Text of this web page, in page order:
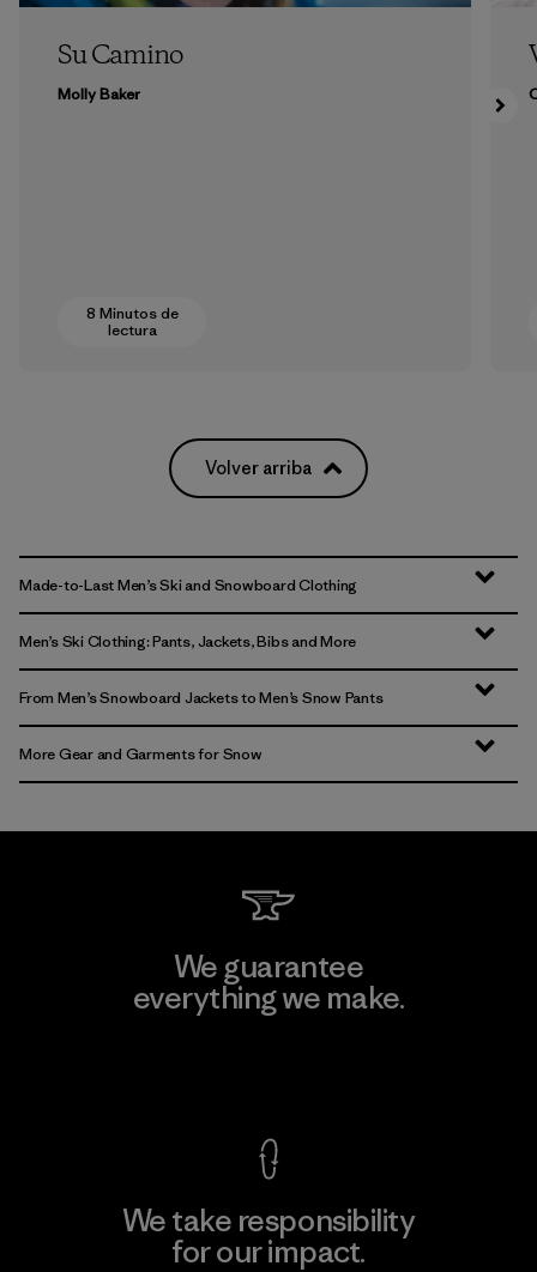
Su Camino
Molly Baker
8 Minutos de
lectura
Volver arriba
Made-to-Last Men’s Ski and Snowboard Clothing
Men’s Ski Clothing: Pants, Jackets, Bibs and More
From Men’s Snowboard Jackets to Men’s Snow Pants
More Gear and Garments for Snow
We guarantee
everything we make.
We take responsibility
for our impact.